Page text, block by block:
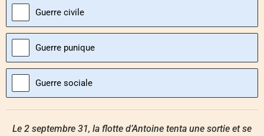
Guerre civile
Guerre punique
Guerre sociale
Le 2 septembre 31, la flotte d’Antoine tenta une sortie et se